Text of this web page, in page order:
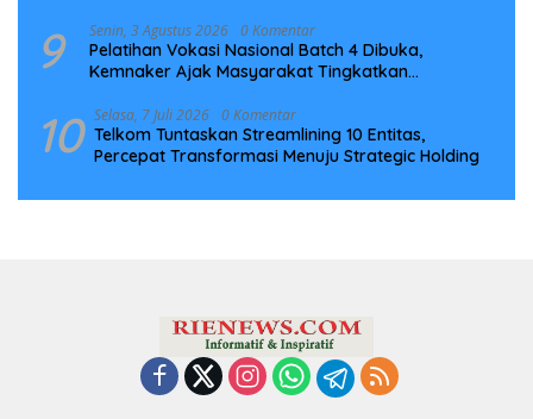
9 Senin, 3 Agustus 2026 0 Komentar
Pelatihan Vokasi Nasional Batch 4 Dibuka,
Kemnaker Ajak Masyarakat Tingkatkan
10 Selasa, 7 Juli 2026 0 Komentar
Telkom Tuntaskan Streamlining 10 Entitas,
Percepat Transformasi Menuju Strategic Holding